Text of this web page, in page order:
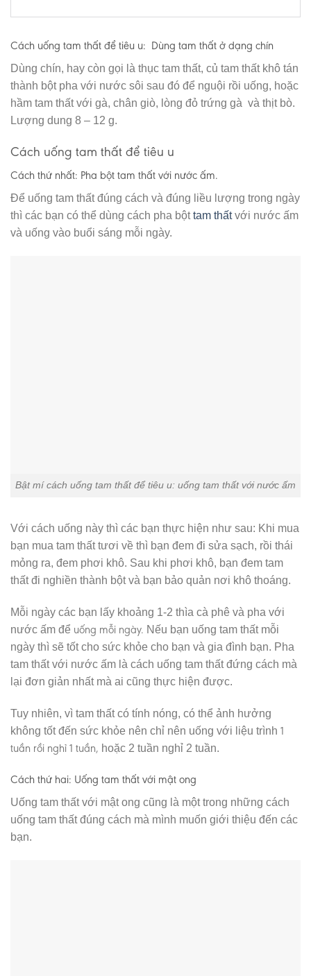
Cách uống tam thất để tiêu u: Dùng tam thất ở dạng chín
Dùng chín, hay còn gọi là thục tam thất, củ tam thất khô tán
thành bột pha với nước sôi sau đó để nguội rồi uống, hoặc
hầm tam thất với gà, chân giò, lòng đỏ trứng gà và thịt bò.
Lượng dung 8 – 12 g.
Cách uống tam thất để tiêu u
Cách thứ nhất: Pha bột tam thất với nước ấm.
Để uống tam thất đúng cách và đúng liều lượng trong ngày
thì các bạn có thể dùng cách pha bộttam thấtvới nước ấm
và uống vào buổi sáng mỗi ngày.
Bật mí cách uống tam thất để tiêu u: uống tam thất với nước ấm
Với cách uống này thì các bạn thực hiện như sau: Khi mua
bạn mua tam thất tươi về thì bạn đem đi sửa sạch, rồi thái
mỏng ra, đem phơi khô. Sau khi phơi khô, bạn đem tam
thất đi nghiền thành bột và bạn bảo quản nơi khô thoáng.
Mỗi ngày các bạn lấy khoảng 1-2 thìa cà phê và pha với
nước ấm để uống mỗi ngày. Nếu bạn uống tam thất mỗi
ngày thì sẽ tốt cho sức khỏe cho bạn và gia đình bạn. Pha
tam thất với nước ấm là cách uống tam thất đứng cách mà
lại đơn giản nhất mà ai cũng thực hiện được.
Tuy nhiên, vì tam thất có tính nóng, có thể ảnh hưởng
không tốt đến sức khỏe nên chỉ nên uống với liệu trình 1
tuần rồi nghỉ 1 tuần, hoặc 2 tuần nghỉ 2 tuần.
Cách thứ hai: Uống tam thất với mật ong
Uống tam thất với mật ong cũng là một trong những cách
uống tam thất đúng cách mà mình muốn giới thiệu đến các
bạn.